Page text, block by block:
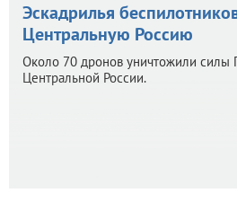
Эскадрилья
Центральную Россию
Около 70 дронов уничтожили силы
Центральной России.